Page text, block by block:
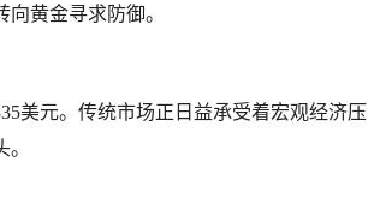
黄金寻求防御。
美元。传统市场正日益承受着宏观经济压